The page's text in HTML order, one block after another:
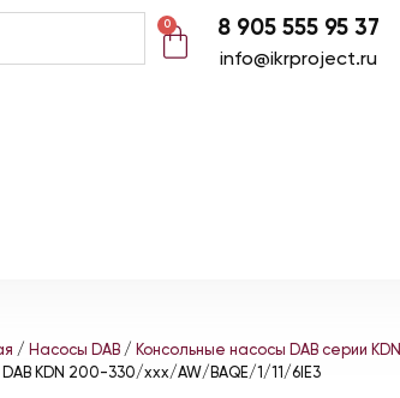
0 8 905 555 95 37
info@ikrproject.ru
/ Насосы DAB/ Консольные насосы DAB серии KDN
KDN 200-330/xxx/AW/BAQE/1/11/6IE3